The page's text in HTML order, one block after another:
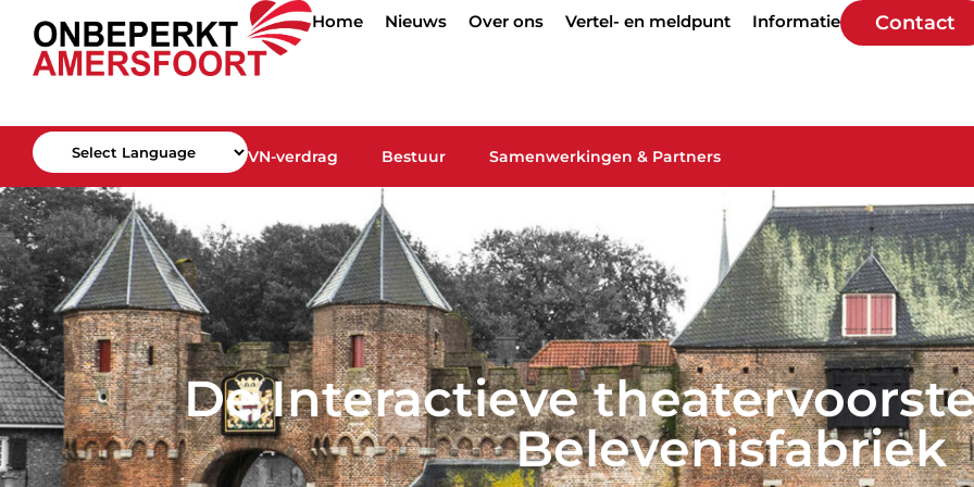
Home Nieuws Over ons Vertel- en meldpunt Informatie Contact
Powered by
VN-verdrag Bestuur Samenwerkingen & Partners
De Interactieve
Belevenisfabriek